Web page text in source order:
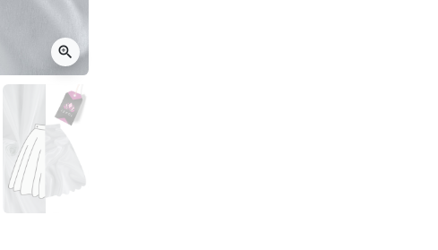
zoom_in